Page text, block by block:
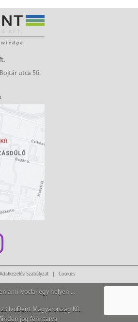
utca 56.
Adatkezelési Szabályzat Cookies
IvoDent Magyarország Kft.
jog fenntarva
ami Ivoclar egy helyen ...